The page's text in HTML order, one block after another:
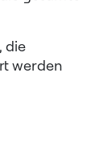
die
werden